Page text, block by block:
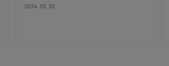
2024. 05. 30.